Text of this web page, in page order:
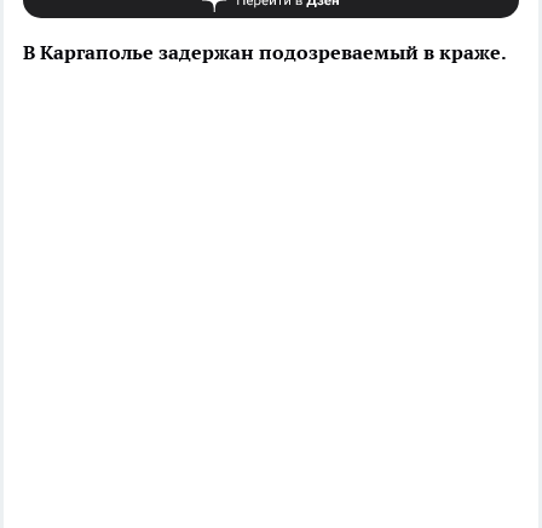
В Каргаполье задержан подозреваемый в краже.